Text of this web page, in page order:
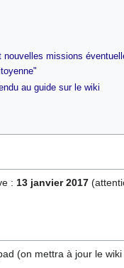
nouvelles missions
au guide sur le wiki
: 13 janvier 2017
(on mettra à jour le wiki